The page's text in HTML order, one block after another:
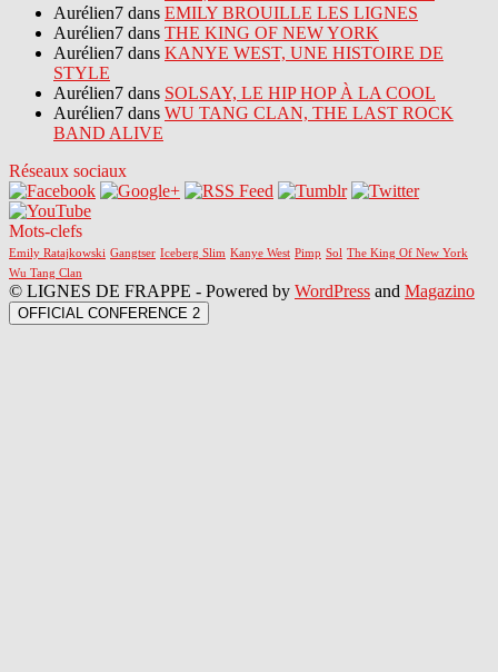
Aurélien7 dans EMILY BROUILLE LES LIGNES
Aurélien7 dans THE KING OF NEW YORK
Aurélien7 dans KANYE WEST, UNE HISTOIRE DE
STYLE
Aurélien7 dans SOLSAY, LE HIP HOP À LA COOL
Aurélien7 dans WU TANG CLAN, THE LAST ROCK
BAND ALIVE
Réseaux sociaux
Mots-clefs
Emily Ratajkowski Gangtser Iceberg Slim Kanye West Pimp Sol The King Of New York
Wu Tang Clan
© LIGNES DE FRAPPE - Powered by WordPress and Magazino
OFFICIAL CONFERENCE 2